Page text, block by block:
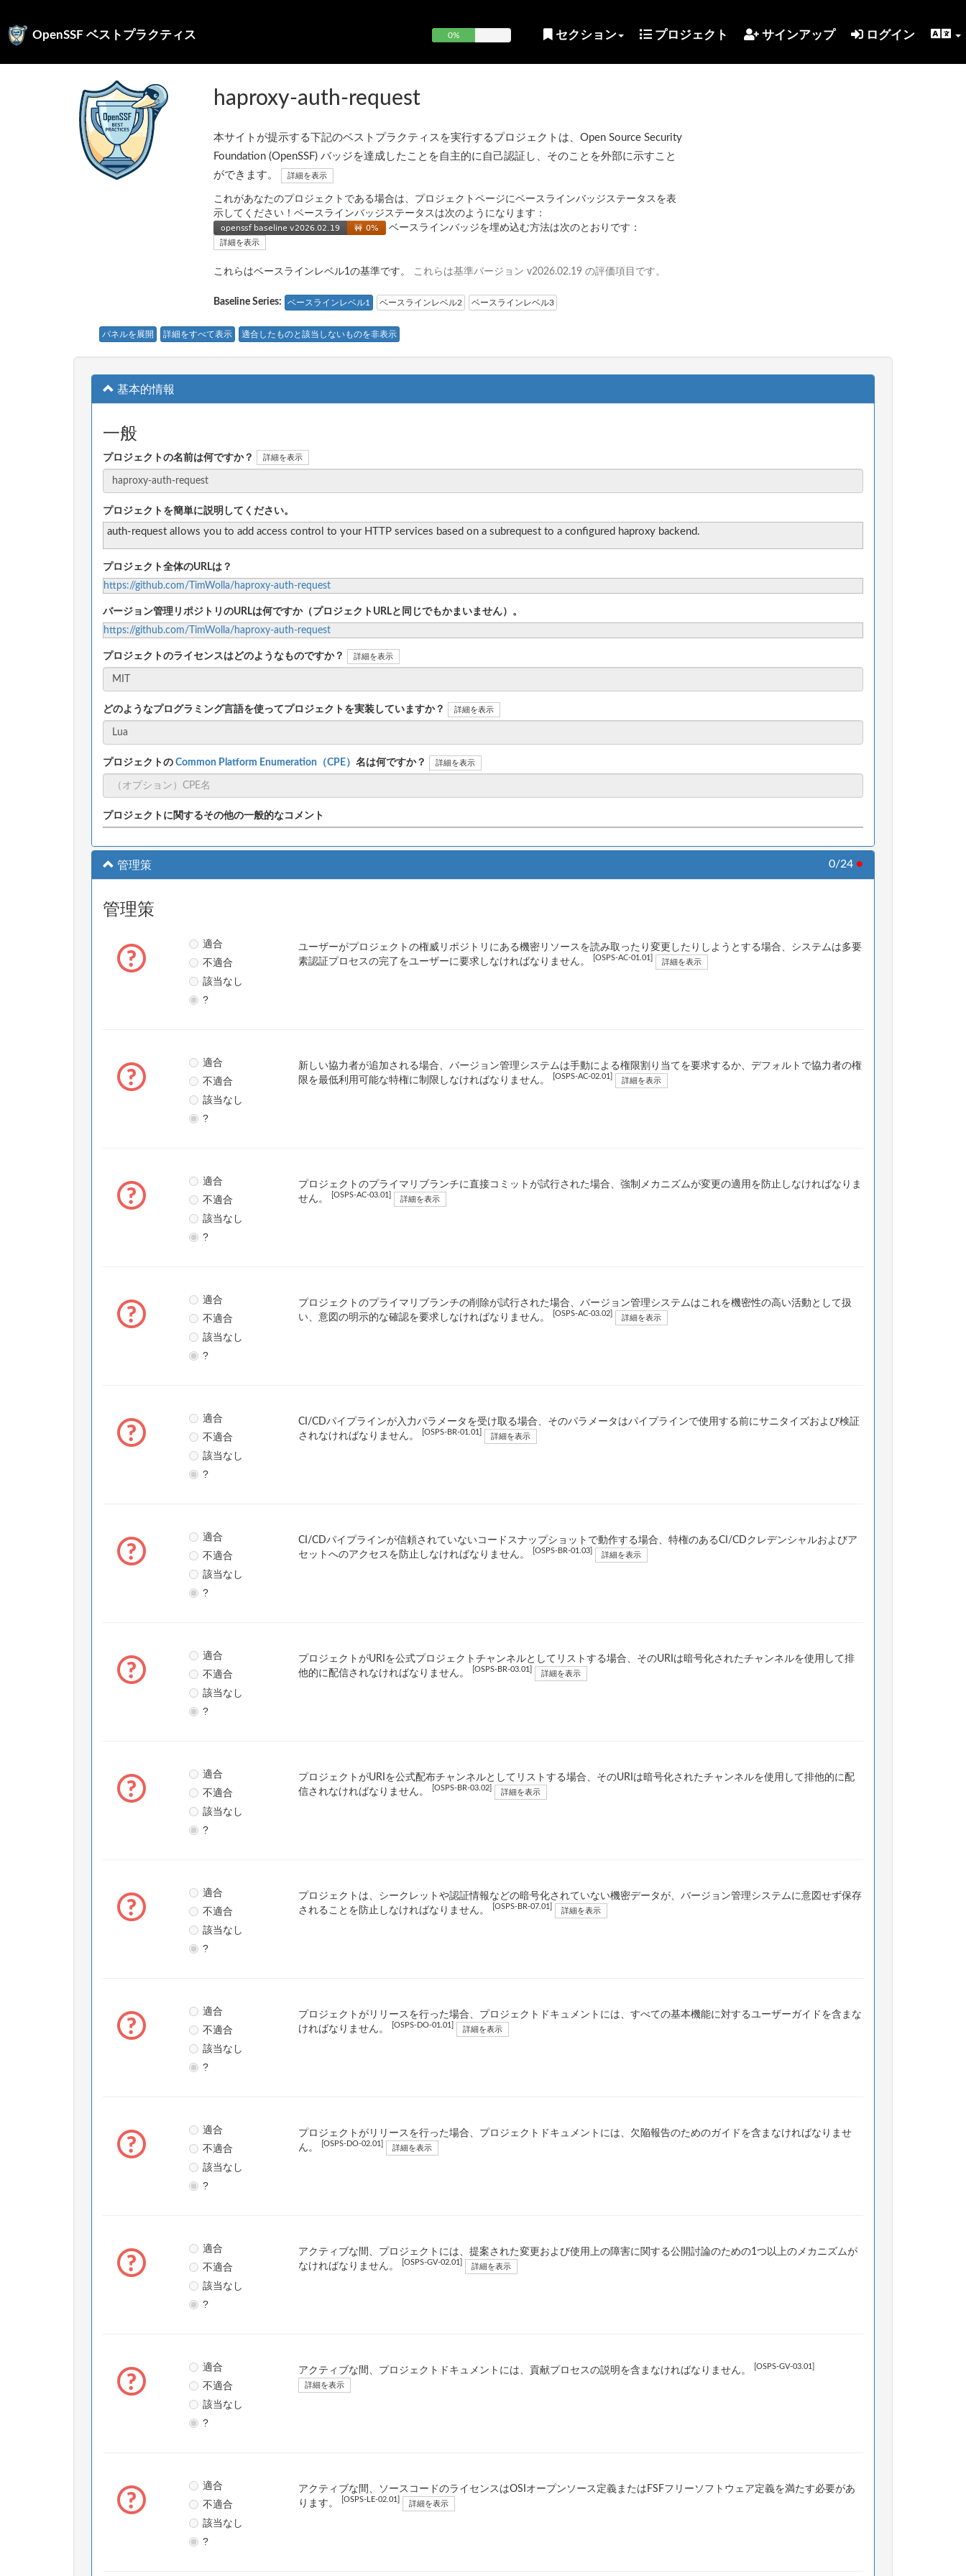
OpenSSF ベストプラクティス 0% セクション プロジェクト サインアップ ログイン
haproxy-auth-request
本サイトが提示する下記のベストプラクティスを実行するプロジェクトは、Open Source Security
Foundation (OpenSSF) バッジを達成したことを自主的に自己認証し、そのことを外部に示すこと
ができます。
詳細を表示
これがあなたのプロジェクトである場合は、プロジェクトページにベースラインバッジステータスを表
示してください！ベースラインバッジステータスは次のようになります：
ベースラインバッジを埋め込む方法は次のとおりです：
詳細を表示
これらはベースラインレベル1の基準です。 これらは基準バージョン v2026.02.19 の評価項目です。
Baseline Series: ベースラインレベル1 ベースラインレベル2 ベースラインレベル3
パネルを展開 詳細をすべて表示 適合したものと該当しないものを非表示
基本的情報
一般
プロジェクトの名前は何ですか？ 詳細を表示
プロジェクトを簡単に説明してください。
auth-request allows you to add access control to your HTTP services based on a subrequest to a configured haproxy backend.
プロジェクト全体のURLは？
https://github.com/TimWolla/haproxy-auth-request
バージョン管理リポジトリのURLは何ですか（プロジェクトURLと同じでもかまいません）。
https://github.com/TimWolla/haproxy-auth-request
プロジェクトのライセンスはどのようなものですか？ 詳細を表示
どのようなプログラミング言語を使ってプロジェクトを実装していますか？ 詳細を表示
プロジェクトの Common Platform Enumeration（CPE） 名は何ですか？ 詳細を表示
プロジェクトに関するその他の一般的なコメント
管理策 0/24 ●
管理策
適合
不適合
該当なし
?
ユーザーがプロジェクトの権威リポジトリにある機密リソースを読み取ったり変更したりしようとする場合、システムは多要
素認証プロセスの完了をユーザーに要求しなければなりません。
[OSPS-AC-01.01] 詳細を表示
適合
不適合
該当なし
?
新しい協力者が追加される場合、バージョン管理システムは手動による権限割り当てを要求するか、デフォルトで協力者の権
限を最低利用可能な特権に制限しなければなりません。
[OSPS-AC-02.01] 詳細を表示
適合
不適合
該当なし
?
プロジェクトのプライマリブランチに直接コミットが試行された場合、強制メカニズムが変更の適用を防止しなければなりま
せん。
[OSPS-AC-03.01] 詳細を表示
適合
不適合
該当なし
?
プロジェクトのプライマリブランチの削除が試行された場合、バージョン管理システムはこれを機密性の高い活動として扱
い、意図の明示的な確認を要求しなければなりません。
[OSPS-AC-03.02] 詳細を表示
適合
不適合
該当なし
?
CI/CDパイプラインが入力パラメータを受け取る場合、そのパラメータはパイプラインで使用する前にサニタイズおよび検証
されなければなりません。
[OSPS-BR-01.01] 詳細を表示
適合
不適合
該当なし
?
CI/CDパイプラインが信頼されていないコードスナップショットで動作する場合、特権のあるCI/CDクレデンシャルおよびア
セットへのアクセスを防止しなければなりません。
[OSPS-BR-01.03] 詳細を表示
適合
不適合
該当なし
?
プロジェクトがURIを公式プロジェクトチャンネルとしてリストする場合、そのURIは暗号化されたチャンネルを使用して排
他的に配信されなければなりません。
[OSPS-BR-03.01] 詳細を表示
適合
不適合
該当なし
?
プロジェクトがURIを公式配布チャンネルとしてリストする場合、そのURIは暗号化されたチャンネルを使用して排他的に配
信されなければなりません。
[OSPS-BR-03.02] 詳細を表示
適合
不適合
該当なし
?
プロジェクトは、シークレットや認証情報などの暗号化されていない機密データが、バージョン管理システムに意図せず保存
されることを防止しなければなりません。
[OSPS-BR-07.01] 詳細を表示
適合
不適合
該当なし
?
プロジェクトがリリースを行った場合、プロジェクトドキュメントには、すべての基本機能に対するユーザーガイドを含まな
ければなりません。
[OSPS-DO-01.01] 詳細を表示
適合
不適合
該当なし
?
プロジェクトがリリースを行った場合、プロジェクトドキュメントには、欠陥報告のためのガイドを含まなければなりませ
ん。
[OSPS-DO-02.01] 詳細を表示
適合
不適合
該当なし
?
アクティブな間、プロジェクトには、提案された変更および使用上の障害に関する公開討論のための1つ以上のメカニズムが
なければなりません。
[OSPS-GV-02.01] 詳細を表示
適合
不適合
該当なし
?
アクティブな間、プロジェクトドキュメントには、貢献プロセスの説明を含まなければなりません。 [OSPS-GV-03.01]
詳細を表示
適合
不適合
該当なし
?
アクティブな間、ソースコードのライセンスはOSIオープンソース定義またはFSFフリーソフトウェア定義を満たす必要があ
ります。
[OSPS-LE-02.01] 詳細を表示